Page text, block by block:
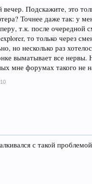
вечер. Подскажите, это
Точнее даже так: у
т.к. после очередной
то только через
но несколько раз
выматывает все
мне форумах такого не
с такой